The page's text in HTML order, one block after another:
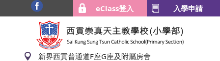
eClass登入 入學申請
新界西貢普通道F座G座及附屬房舍